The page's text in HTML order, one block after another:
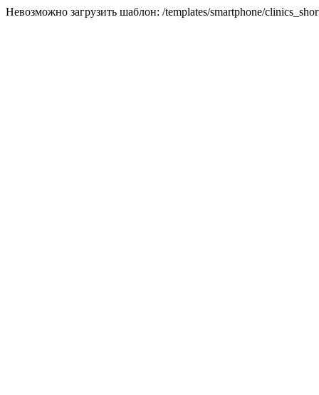
Невозможно загрузить шаблон: /templates/smartphone/